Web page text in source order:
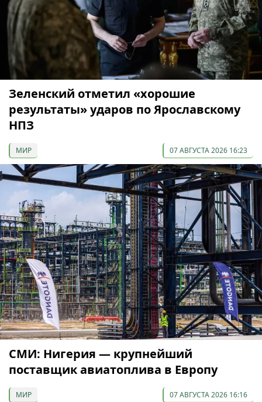
Зеленский отметил «хорошие
результаты» ударов по Ярославскому
НПЗ
МИР 07 АВГУСТА 2026 16:23
СМИ: Нигерия — крупнейший
поставщик авиатоплива в Европу
МИР 07 АВГУСТА 2026 16:16